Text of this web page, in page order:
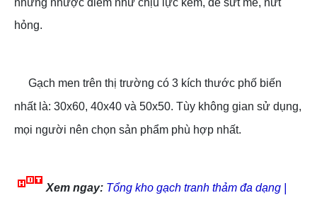
hỏng.
Gạch men trên thị trường có 3 kích thước phố biến
nhất là: 30x60, 40x40 và 50x50. Tùy không gian sử dụng,
mọi người nên chọn sản phẩm phù hợp nhất.
Xem ngay: Tổng kho gạch tranh thảm đa dạng |